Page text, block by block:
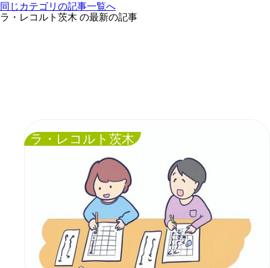
同じカテゴリの記事⼀覧へ
ラ・レコルト茨木 の最新の記事
ラ・レコルト茨木